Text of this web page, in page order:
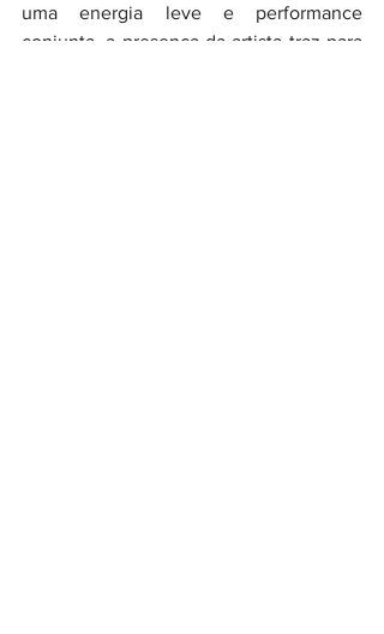
uma energia leve e performance
conjunta, a presença da artista traz para